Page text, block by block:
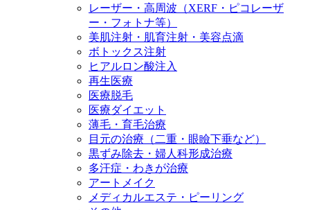
レーザー・高周波（XERF・ピコレーザ
ー・フォトナ等）
美肌注射・肌育注射・美容点滴
ボトックス注射
ヒアルロン酸注入
再生医療
医療脱毛
医療ダイエット
薄毛・育毛治療
目元の治療（二重・眼瞼下垂など）
黒ずみ除去・婦人科形成治療
多汗症・わきが治療
アートメイク
メディカルエステ・ピーリング